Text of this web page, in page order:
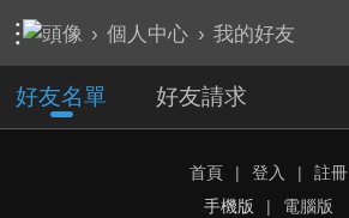
› 個人中心 › 我的好友
好友名單 好友請求
首頁 | 登入 |
註冊
手機版
| 電腦版